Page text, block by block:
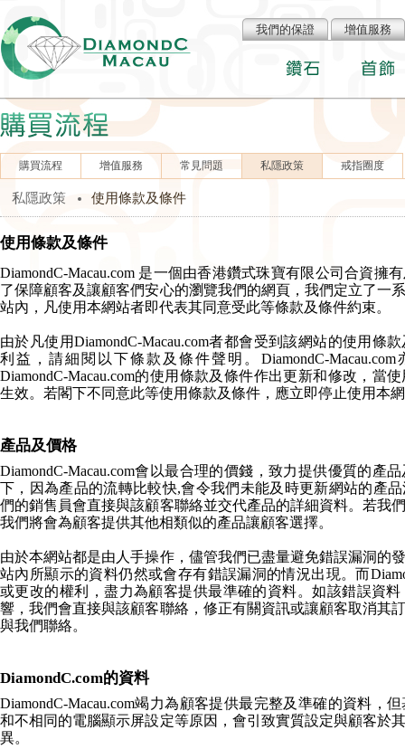
我們的保證 增值服務
購買流程 增值服務 常見問題 私隱政策 戒指圈度
私隱政策 使用條款及條件
使用條款及條件
DiamondC-Macau.com 是一個由香港鑽式珠寶有限公司合資擁
了保障顧客及讓顧客們安心的瀏覽我們的網頁，我們定立了一
站內，凡使用本網站者即代表其同意受此等條款及條件約束。
由於凡使用DiamondC-Macau.com者都會受到該網站的使用條
利益，請細閱以下條款及條件聲明。 DiamondC-Macau.com
DiamondC-Macau.com的使用條款及條件作出更新和修改，當
生效。若閣下不同意此等使用條款及條件，應立即停止使用本
產品及價格
DiamondC-Macau.com會以最合理的價錢，致力提供優質的產
下，因為產品的流轉比較快,會令我們未能及時更新網站的產
們的銷售員會直接與該顧客聯絡並交代產品的詳細資料。若我
我們將會為顧客提供其他相類似的產品讓顧客選擇。
由於本網站都是由人手操作，儘管我們已盡量避免錯誤漏洞的
站內所顯示的資料仍然或會存有錯誤漏洞的情況出現。而
或更改的權利，盡力為顧客提供最準確的資料。如該錯誤資
響，我們會直接與該顧客聯絡，修正有關資訊或讓顧客取消其
與我們聯絡。
DiamondC.com的資料
DiamondC-Macau.com竭力為顧客提供最完整及準確的資料，
和不相同的電腦顯示屏設定等原因，會引致實質設定與顧客於
異。